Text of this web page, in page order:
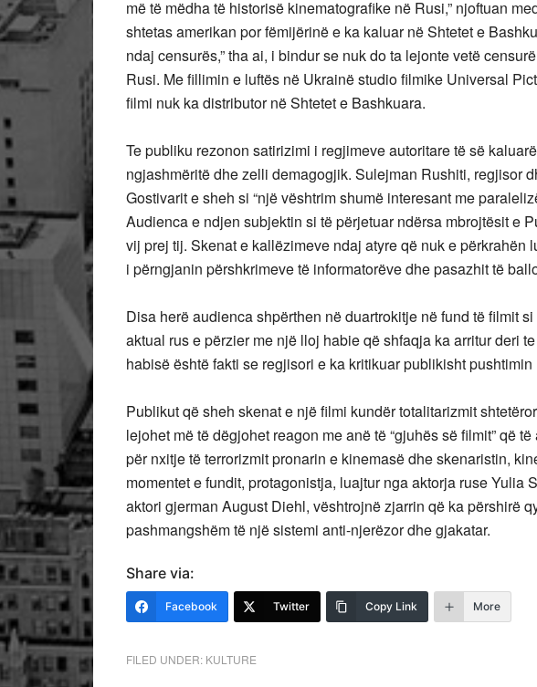
më të mëdha të historisë kinematografike në Rusi,” njoftuan
shtetas amerikan por fëmijërinë e ka kaluar në Shtetet e
ndaj censurës,” tha ai, i bindur se nuk do ta lejonte vetë
Rusi. Me fillimin e luftës në Ukrainë studio filmike Universal
filmi nuk ka distributor në Shtetet e Bashkuara.
Te publiku rezonon satirizimi i regjimeve autoritare të së
ngjashmëritë dhe zelli demagogjik. Sulejman Rushiti, regjisor
Gostivarit e sheh si “një vështrim shumë interesant me
Audienca e ndjen subjektin si të përjetuar ndërsa mbrojtësit e
vij prej tij. Skenat e kallëzimeve ndaj atyre që nuk e përkrahën
i përngjanin përshkrimeve të informatorëve dhe pasazhit të
Disa herë audienca shpërthen në duartrokitje në fund të filmit
aktual rus e përzier me një lloj habie që shfaqja ka arritur deri
habisë është fakti se regjisori e ka kritikuar publikisht
Publikut që sheh skenat e një filmi kundër totalitarizmit
lejohet më të dëgjohet reagon me anë të “gjuhës së filmit” që
për nxitje të terrorizmit pronarin e kinemasë dhe skenaristin,
momentet e fundit, protagonistja, luajtur nga aktorja ruse Yulia
aktori gjerman August Diehl, vështrojnë zjarrin që ka përshirë
pashmangshëm të një sistemi anti-njerëzor dhe gjakatar.
Share via:
Facebook Twitter Copy Link More
FILED UNDER: KULTURE